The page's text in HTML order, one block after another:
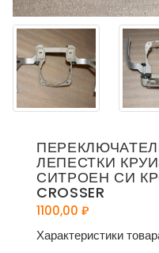
ЛЕПЕСТКИ
СИТРОЕН СИ
CROSSER
1100,00 ₽
Характеристики